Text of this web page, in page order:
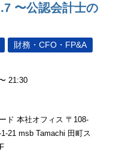
〜公認会計士の
財務・CFO・FP&A
21:30
ド 本社オフィス 〒108-
21 msb Tamachi 田町ス